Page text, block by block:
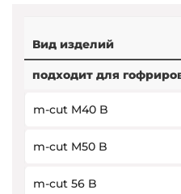
Вид изделий
подходит для
m-cut M40 B
m-cut M50 B
m-cut 56 B